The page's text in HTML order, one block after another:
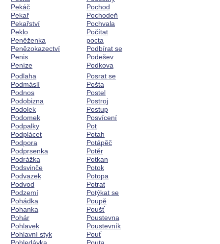
Pekáč
Pekař
Pekařství
Peklo
Peněženka
Penězokazectví
Penis
Peníze
Pochod
Pochodeň
Pochvala
Počítat
pocta
Podbírat se
Podešev
Podkova
Podlaha
Podmáslí
Podnos
Podobizna
Podolek
Podomek
Podpalky
Podplácet
Podpora
Podprsenka
Podrážka
Podsvinče
Podvazek
Podvod
Podzemí
Pohádka
Pohanka
Pohár
Pohlavek
Pohlavní styk
Posrat se
Pošta
Postel
Postroj
Postup
Posvícení
Pot
Potah
Potápěč
Potěr
Potkan
Potok
Potopa
Potrat
Potýkat se
Poupě
Poušť
Poustevna
Poustevník
Pouť